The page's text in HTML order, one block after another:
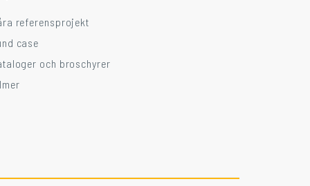
referensprojekt
case
och broschyrer